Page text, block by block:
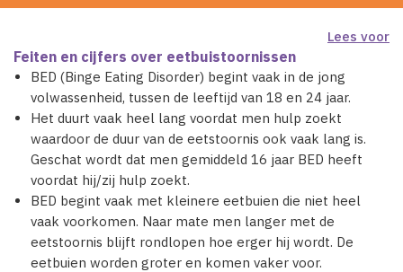
Lees voor
Feiten en cijfers over eetbuistoornissen
BED (Binge Eating Disorder) begint vaak in de jong
volwassenheid, tussen de leeftijd van 18 en 24 jaar.
Het duurt vaak heel lang voordat men hulp zoekt
waardoor de duur van de eetstoornis ook vaak lang is.
Geschat wordt dat men gemiddeld 16 jaar BED heeft
voordat hij/zij hulp zoekt.
BED begint vaak met kleinere eetbuien die niet heel
vaak voorkomen. Naar mate men langer met de
eetstoornis blijft rondlopen hoe erger hij wordt. De
eetbuien worden groter en komen vaker voor.